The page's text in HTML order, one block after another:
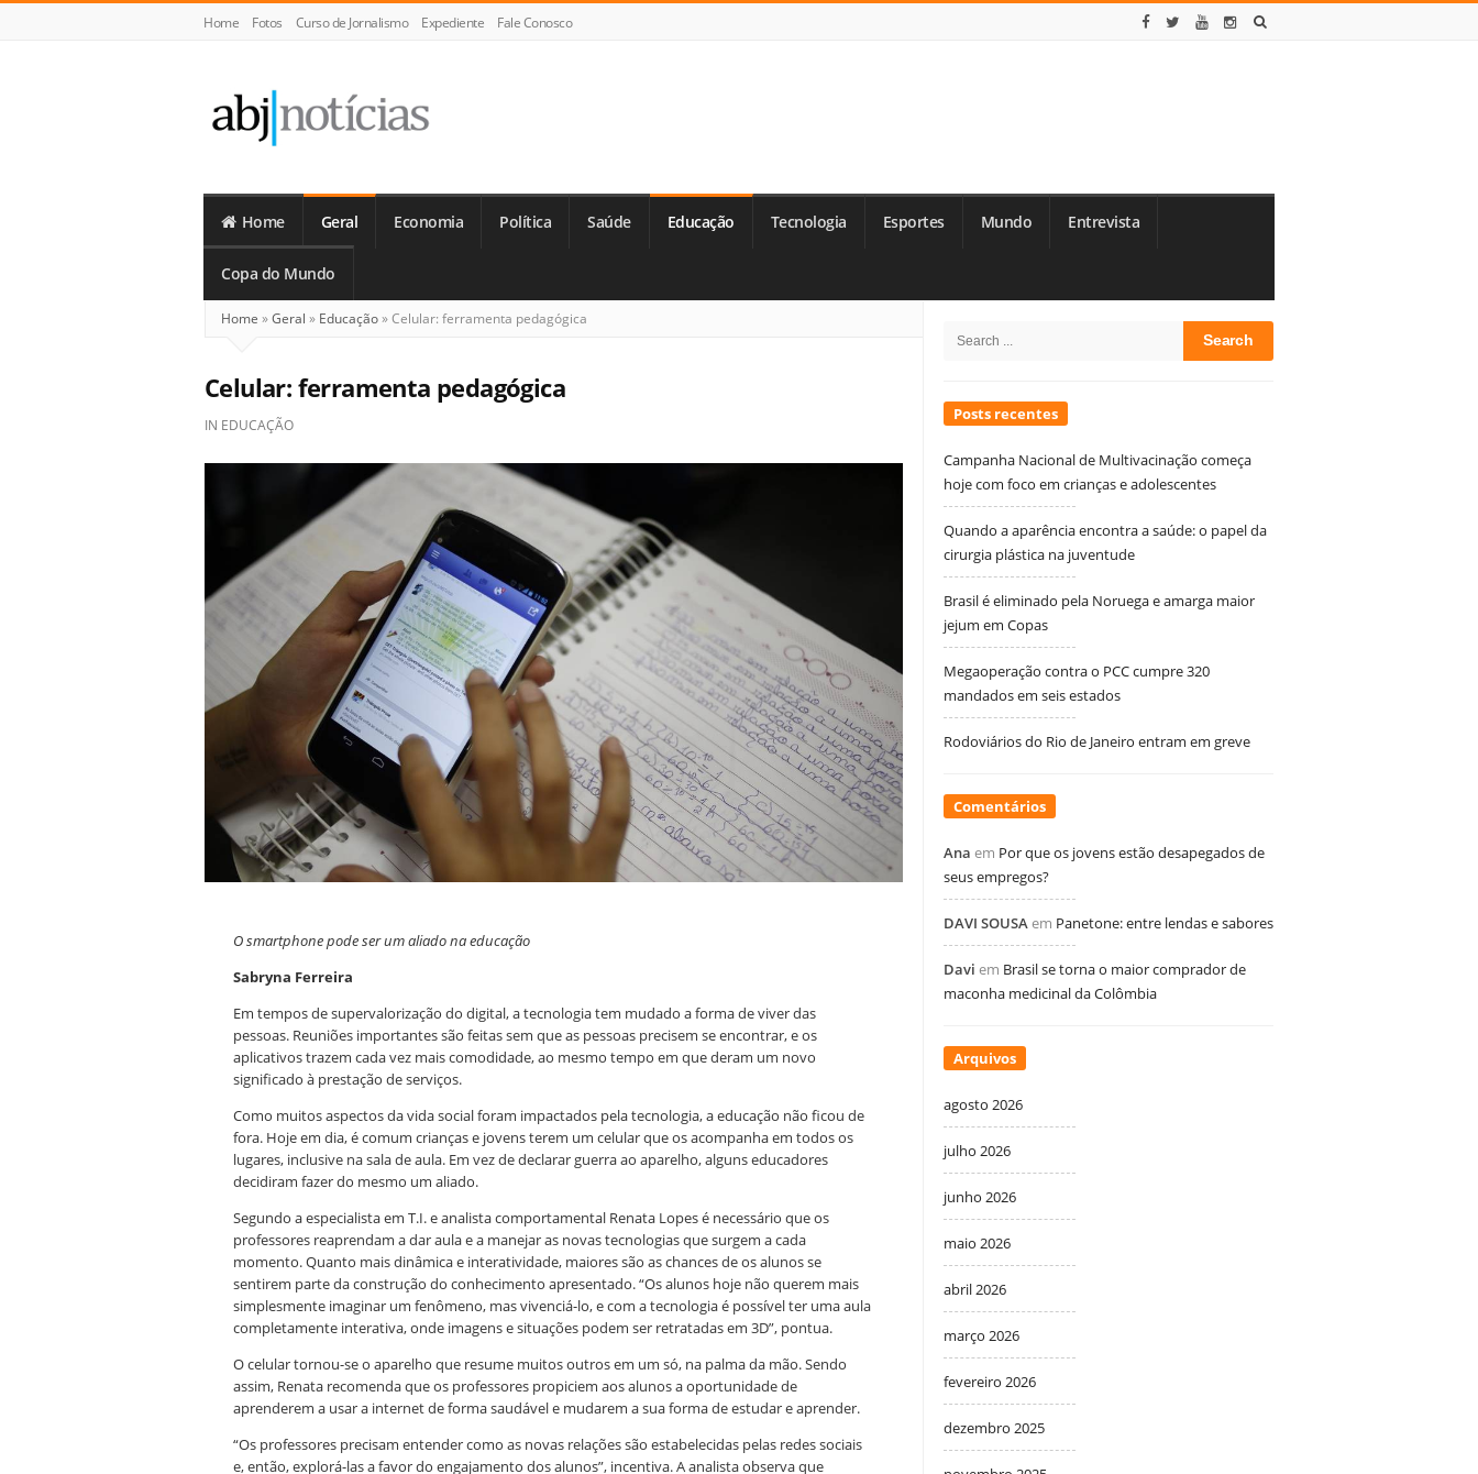
Home Fotos Curso de Jornalismo Expediente Fale Conosco
Notícias
Home Geral Economia Política Saúde Educação Tecnologia Esportes Mundo Entrevista
Copa do Mundo
Home »Geral » Educação»Celular: ferramenta pedagógica
Celular: ferramenta pedagógica
IN EDUCAÇÃO
O smartphone pode ser um aliado na educação
Sabryna Ferreira
Em tempos de supervalorização do digital, a tecnologia tem mudado a forma de viver das
pessoas. Reuniões importantes são feitas sem que as pessoas precisem se encontrar, e os
aplicativos trazem cada vez mais comodidade, ao mesmo tempo em que deram um novo
significado à prestação de serviços.
Como muitos aspectos da vida social foram impactados pela tecnologia, a educação não ficou de
fora. Hoje em dia, é comum crianças e jovens terem um celular que os acompanha em todos os
lugares, inclusive na sala de aula. Em vez de declarar guerra ao aparelho, alguns educadores
decidiram fazer do mesmo um aliado.
Segundo a especialista em T.I. e analista comportamental Renata Lopes é necessário que os
professores reaprendam a dar aula e a manejar as novas tecnologias que surgem a cada
momento. Quanto mais dinâmica e interatividade, maiores são as chances de os alunos se
sentirem parte da construção do conhecimento apresentado. “Os alunos hoje não querem mais
simplesmente imaginar um fenômeno, mas vivenciá-lo, e com a tecnologia é possível ter uma aula
completamente interativa, onde imagens e situações podem ser retratadas em 3D”, pontua.
O celular tornou-se o aparelho que resume muitos outros em um só, na palma da mão. Sendo
assim, Renata recomenda que os professores propiciem aos alunos a oportunidade de
aprenderem a usar a internet de forma saudável e mudarem a sua forma de estudar e aprender.
“Os professores precisam entender como as novas relações são estabelecidas pelas redes sociais
e, então, explorá-las a favor do engajamento dos alunos”, incentiva. A analista observa que
Sidebar
Search
Posts recentes
Campanha Nacional de Multivacinação começa
hoje com foco em crianças e adolescentes
Quando a aparência encontra a saúde: o papel da
cirurgia plástica na juventude
Brasil é eliminado pela Noruega e amarga maior
jejum em Copas
Megaoperação contra o PCC cumpre 320
mandados em seis estados
Rodoviários do Rio de Janeiro entram em greve
Comentários
Ana em Por que os jovens estão desapegados de
seus empregos?
DAVI SOUSAem Panetone: entre lendas e sabores
Davi em Brasil se torna o maior comprador de
maconha medicinal da Colômbia
Arquivos
agosto 2026
julho 2026
junho 2026
maio 2026
abril 2026
março 2026
fevereiro 2026
dezembro 2025